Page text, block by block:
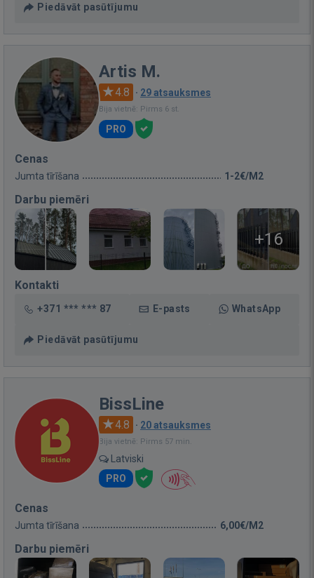
Piedāvāt pasūtījumu
Artis M.
4.8 · 29 atsauksmes
Bija vietnē: Pirms 6 st.
PRO
Cenas
Jumta tīrīšana 1-2€/M2
Darbu piemēri
+16
Kontakti
+371 *** *** 87 E-pasts WhatsApp
Piedāvāt pasūtījumu
BissLine
4.8 · 20 atsauksmes
Bija vietnē: Pirms 57 min.
Latviski
PRO
Cenas
Jumta tīrīšana 6,00€/M2
Darbu piemēri